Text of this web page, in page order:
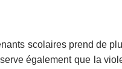
scolaires prend de
également que la